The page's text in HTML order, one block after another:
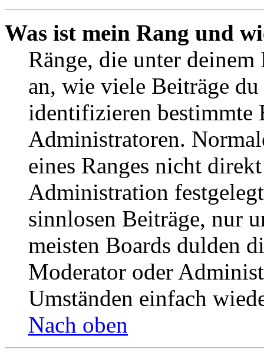
Was ist mein Rang und
Ränge, die unter deinem
an, wie viele Beiträge
identifizieren bestimmte
Administratoren.
eines Ranges nicht
Administration
sinnlosen Beiträge, nur
meisten Boards dulden
Moderator oder
Umständen einfach
Nach oben